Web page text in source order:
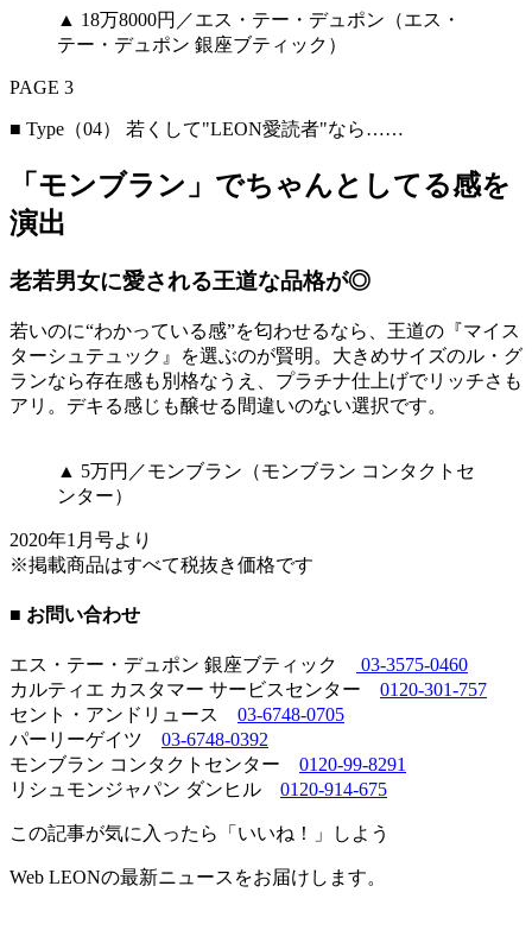
▲ 18万8000円／エス・テー・デュポン（エス・
テー・デュポン 銀座ブティック）
PAGE 3
■ Type（04） 若くして"LEON愛読者"なら……
「モンブラン」でちゃんとしてる感を
演出
老若男女に愛される王道な品格が◎
若いのに“わかっている感”を匂わせるなら、王道の『マイス
ターシュテュック』を選ぶのが賢明。大きめサイズのル・グ
ランなら存在感も別格なうえ、プラチナ仕上げでリッチさも
アリ。デキる感じも醸せる間違いのない選択です。
▲ 5万円／モンブラン（モンブラン コンタクトセ
ンター）
2020年1月号より
※掲載商品はすべて税抜き価格です
■ お問い合わせ
エス・テー・デュポン 銀座ブティック
03-3575-0460
カルティエ カスタマー サービスセンター 0120-301-757
セント・アンドリュース 03-6748-0705
パーリーゲイツ 03-6748-0392
モンブラン コンタクトセンター 0120-99-8291
リシュモンジャパン ダンヒル 0120-914-675
この記事が気に入ったら「いいね！」しよう
Web LEONの最新ニュースをお届けします。